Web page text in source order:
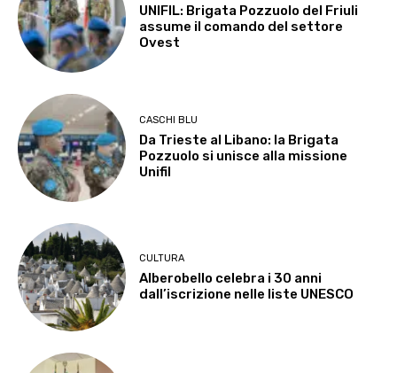
UNIFIL: Brigata Pozzuolo del Friuli
assume il comando del settore
Ovest
CASCHI BLU
Da Trieste al Libano: la Brigata
Pozzuolo si unisce alla missione
Unifil
CULTURA
Alberobello celebra i 30 anni
dall’iscrizione nelle liste UNESCO